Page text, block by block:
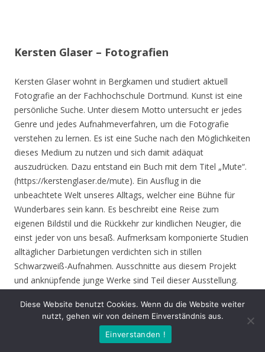
Kersten Glaser – Fotografien
Kersten Glaser wohnt in Bergkamen und studiert aktuell
Fotografie an der Fachhochschule Dortmund. Kunst ist eine
persönliche Suche. Unter diesem Motto untersucht er jedes
Genre und jedes Aufnahmeverfahren, um die Fotografie
verstehen zu lernen. Es ist eine Suche nach den Möglichkeiten
dieses Medium zu nutzen und sich damit adäquat
auszudrücken. Dazu entstand ein Buch mit dem Titel „Mute“.
(https://kerstenglaser.de/mute). Ein Ausflug in die
unbeachtete Welt unseres Alltags, welcher eine Bühne für
Wunderbares sein kann. Es beschreibt eine Reise zum
eigenen Bildstil und die Rückkehr zur kindlichen Neugier, die
einst jeder von uns besaß. Aufmerksam komponierte Studien
alltäglicher Darbietungen verdichten sich in stillen
Schwarzweiß-Aufnahmen. Ausschnitte aus diesem Projekt
und anknüpfende junge Werke sind Teil dieser Ausstellung.
Eröffnung: Donnerstag 17.06.21, 19.00 Uhr
: 17.06. – 01.08.21, geöffnet Mo. – Do. 8.30 – 16.00 Uhr,
Diese Website benutzt Cookies. Wenn du die Website weiter
nutzt, gehen wir von deinem Einverständnis aus.
Einverstanden !